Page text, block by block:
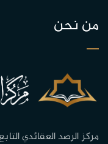
من نحن
مركز الرصد العقائدي